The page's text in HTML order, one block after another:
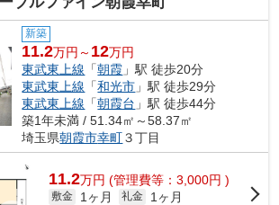
新築
11.2万円～ 12万円
東武東上線 「朝霞 」駅 徒歩20分
東武東上線 「和光市 」駅 徒歩29分
東武東上線 「朝霞台 」駅 徒歩44分
築1年未満 / 51.34㎡～58.37㎡
埼玉県朝霞市幸町３丁目
11.2万円 (管理費等：3,000円 )
敷金 1ヶ月 礼金
1ヶ月